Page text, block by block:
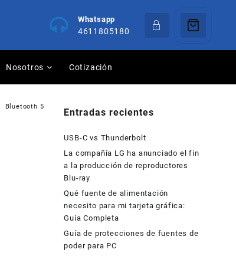
Whatsapp
4611805180
Nosotros Cotización
Bluetooth 5
Entradas recientes
USB-C vs Thunderbolt
La compañía LG ha anunciado el fin
a la producción de reproductores
Blu-ray
Qué fuente de alimentación
necesito para mi tarjeta gráfica:
Guía Completa
Guía de protecciones de fuentes de
poder para PC